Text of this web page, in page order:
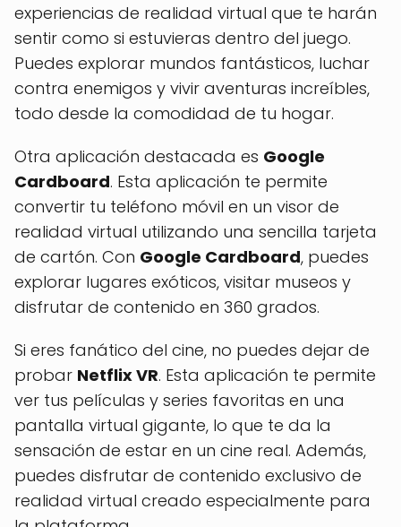
experiencias de realidad virtual que te harán
sentir como si estuvieras dentro del juego.
Puedes explorar mundos fantásticos, luchar
contra enemigos y vivir aventuras increíbles,
todo desde la comodidad de tu hogar.
Otra aplicación destacada es Google
Cardboard. Esta aplicación te permite
convertir tu teléfono móvil en un visor de
realidad virtual utilizando una sencilla tarjeta
de cartón. Con Google Cardboard, puedes
explorar lugares exóticos, visitar museos y
disfrutar de contenido en 360 grados.
Si eres fanático del cine, no puedes dejar de
probar Netflix VR. Esta aplicación te permite
ver tus películas y series favoritas en una
pantalla virtual gigante, lo que te da la
sensación de estar en un cine real. Además,
puedes disfrutar de contenido exclusivo de
realidad virtual creado especialmente para